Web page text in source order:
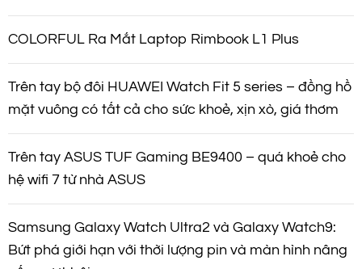
COLORFUL Ra Mắt Laptop Rimbook L1 Plus
Trên tay bộ đôi HUAWEI Watch Fit 5 series – đồng hồ
mặt vuông có tất cả cho sức khoẻ, xịn xò, giá thơm
Trên tay ASUS TUF Gaming BE9400 – quá khoẻ cho
hệ wifi 7 từ nhà ASUS
Samsung Galaxy Watch Ultra2 và Galaxy Watch9:
Bứt phá giới hạn với thời lượng pin và màn hình nâng